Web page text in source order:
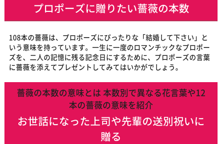
プロポーズに贈りたい薔薇の本数
108本の薔薇は、プロポーズにぴったりな「結婚して下さい」と
いう意味を持っています。一生に一度のロマンチックなプロポー
ズを、二人の記憶に残る記念日にするために、プロポーズの言葉
に薔薇を添えてプレゼントしてみてはいかがでしょう。
薔薇の本数の意味とは 本数別で異なる花言葉や12
本の薔薇の意味を紹介
お世話になった上司や先輩の送別祝いに
贈る